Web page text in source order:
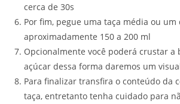
cerca de 30s
Por fim, pegue uma taça média ou um
aproximadamente 150 a 200 ml
Opcionalmente você poderá crustar a
açúcar dessa forma daremos um
Para finalizar transfira o conteúdo da
taça, entretanto tenha cuidado para